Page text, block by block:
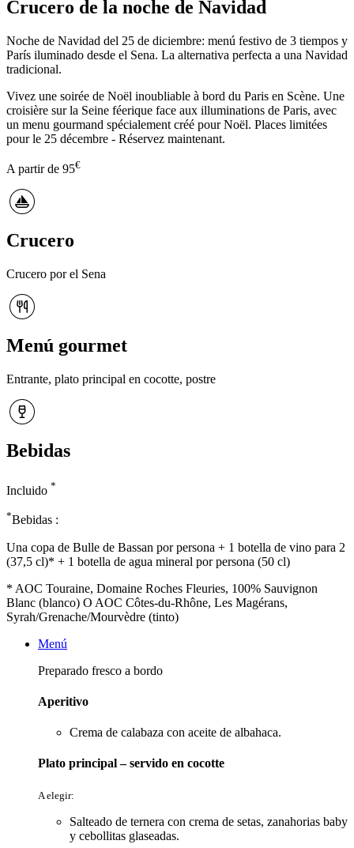
Crucero de la noche de Navidad
Noche de Navidad del 25 de diciembre: menú festivo de 3 tiempos y
París iluminado desde el Sena. La alternativa perfecta a una Navidad
tradicional.
Vivez une soirée de Noël inoubliable à bord du Paris en Scène. Une
croisière sur la Seine féerique face aux illuminations de Paris, avec
un menu gourmand spécialement créé pour Noël. Places limitées
pour le 25 décembre - Réservez maintenant.
A partir de 95€
Crucero
Crucero por el Sena
Menú gourmet
Entrante, plato principal en cocotte, postre
Bebidas
Incluido *
*Bebidas :
Una copa de Bulle de Bassan por persona + 1 botella de vino para 2
(37,5 cl)* + 1 botella de agua mineral por persona (50 cl)
* AOC Touraine, Domaine Roches Fleuries, 100% Sauvignon
Blanc (blanco) O AOC Côtes-du-Rhône, Les Magérans,
Syrah/Grenache/Mourvèdre (tinto)
Menú
Preparado fresco a bordo
Aperitivo
Crema de calabaza con aceite de albahaca.
Plato principal – servido en cocotte
A elegir:
Salteado de ternera con crema de setas, zanahorias baby
y cebollitas glaseadas.